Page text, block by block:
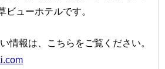
ビューホテルです。
情報は、こちらをご覧ください。